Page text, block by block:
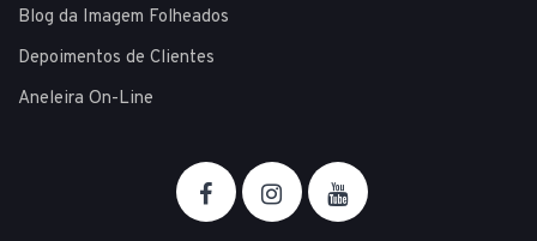
Blog da Imagem Folheados
Depoimentos de Clientes
Aneleira On-Line